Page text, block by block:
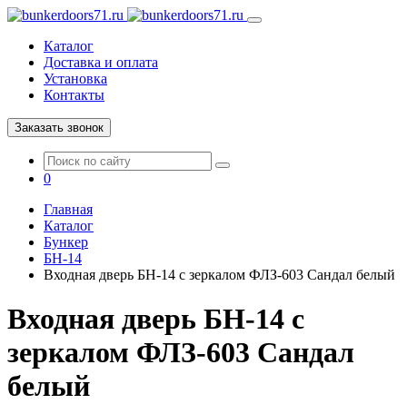
Каталог
Доставка и оплата
Установка
Контакты
Заказать звонок
0
Главная
Каталог
Бункер
БН-14
Входная дверь БН-14 с зеркалом ФЛЗ-603 Сандал белый
Входная дверь БН-14 с
зеркалом ФЛЗ-603 Сандал
белый